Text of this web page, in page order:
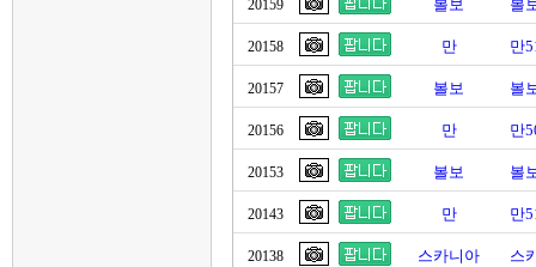
20159 볼보 볼
20158 만 만
20157 볼보 볼
20156 만 만
20153 볼보 볼
20143 만 만
20138 스카니아 스